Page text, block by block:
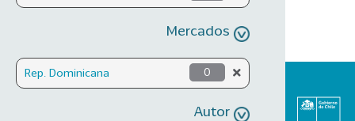
Mercados
Rep. Dominicana 0
Autor